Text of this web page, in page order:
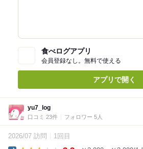
食べログアプリ
会員登録なし。無料で使える
アプリで開く
yu7_log
口コミ 23件 フォロワー 5人
2026/07 訪問 1回目